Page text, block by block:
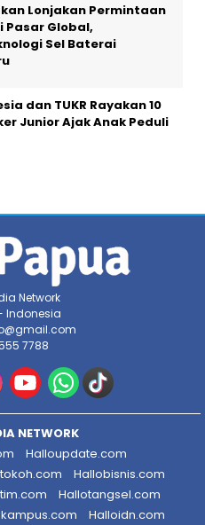
Lonjakan Permintaan
Pasar Global,
Sel Baterai
dan TUKR Rayakan 10
Junior Ajak Anak Peduli
Network
Indonesia
7788
NETWORK
Halloupdate.com
Hallobisnis.com
Hallotangsel.com
Halloidn.com